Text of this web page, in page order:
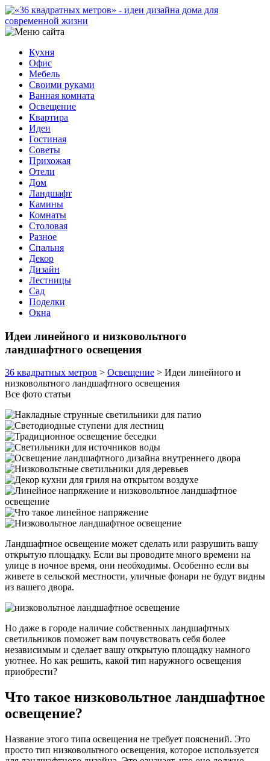
Кухня
Офис
Мебель
Своими руками
Ванная комната
Освещение
Квартира
Идеи
Гостиная
Советы
Прихожая
Отели
Дом
Ландшафт
Камины
Комнаты
Столовая
Разное
Спальня
Декор
Дизайн
Лестницы
Сад
Поделки
Окна
Идеи линейного и низковольтного
ландшафтного освещения
36 квадратных метров > Освещение > Идеи линейного и
низковольтного ландшафтного освещения
Все фото статьи
Ландшафтное освещение может сделать или разрушить вашу
открытую площадку. Если вы проводите много времени на
улице в ночное время, они необходимы. Особенно если вы
живете в сельской местности, уличные фонари не будут видны
из вашего двора.
Но даже в городе наличие собственных ландшафтных
светильников поможет вам почувствовать себя более
независимым и сделает вашу открытую площадку намного
уютнее. Но как решить, какой тип наружного освещения
приобрести?
Что такое низковольтное ландшафтное
освещение?
Название этого типа освещения не требует пояснений. Это
просто тип низковольтного освещения, которое используется